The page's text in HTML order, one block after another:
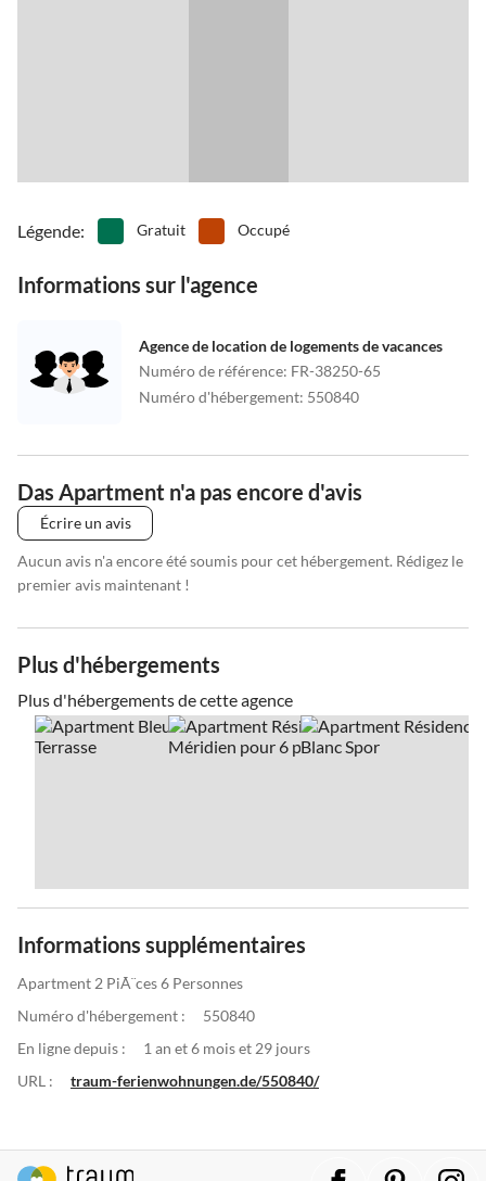
Légende: Gratuit Occupé
Informations sur l'agence
Agence de location de logements de vacances
Numéro de référence: FR-38250-65
Numéro d'hébergement: 550840
Das Apartment n'a pas encore d'avis
Écrire un avis
Aucun avis n'a encore été soumis pour cet hébergement. Rédigez le
premier avis maintenant !
Plus d'hébergements
Plus d'hébergements de cette agence
Informations supplémentaires
Apartment 2 PiÃ¨ces 6 Personnes
Numéro d'hébergement :
550840
En ligne depuis :
1 an et 6 mois et 29 jours
URL :
traum-ferienwohnungen.de/550840/